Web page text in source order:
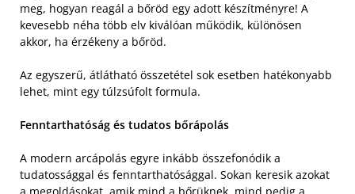
meg, hogyan reagál a bőröd egy adott készítményre! A
kevesebb néha több elv kiválóan működik, különösen
akkor, ha érzékeny a bőröd.
Az egyszerű, átlátható összetétel sok esetben hatékonyabb
lehet, mint egy túlzsúfolt formula.
Fenntarthatóság és tudatos bőrápolás
A modern arcápolás egyre inkább összefonódik a
tudatossággal és fenntarthatósággal. Sokan keresik azokat